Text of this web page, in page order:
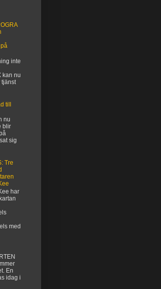
inte
kan nu
tjänst
till
nu
blir
sig
Tre
har
med
En
idag i